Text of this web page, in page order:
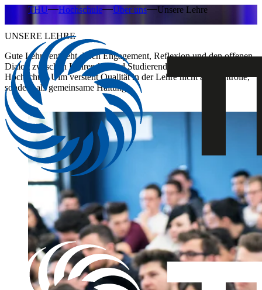
THU Hochschule Über uns Unsere Lehre
UNSERE LEHRE
Gute Lehre entsteht durch Engagement, Reflexion und den offenen
Dialog zwischen Lehrenden und Studierenden. Die Technische
Hochschule Ulm versteht Qualität in der Lehre nicht als Kontrolle,
sondern als gemeinsame Haltung.